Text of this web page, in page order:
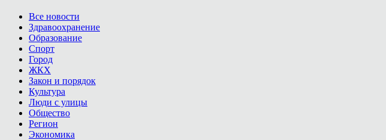
Все новости
Здравоохранение
Образование
Спорт
Город
ЖКХ
Закон и порядок
Культура
Люди с улицы
Общество
Регион
Экономика